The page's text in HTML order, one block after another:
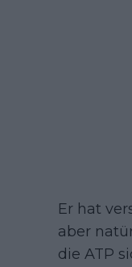
Er hat
aber
die ATP